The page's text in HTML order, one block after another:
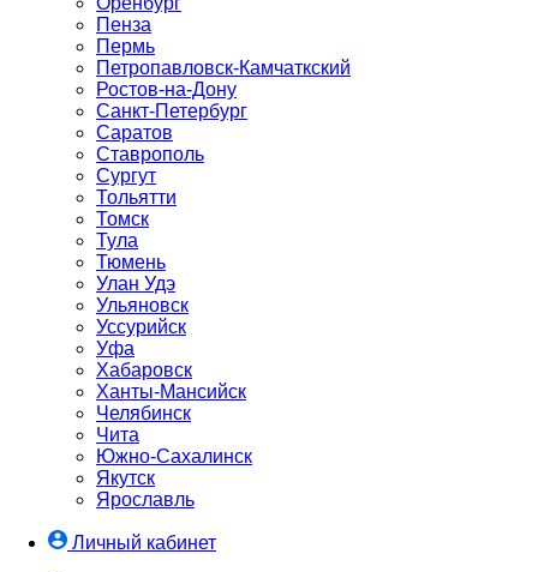
Пенза
Пермь
Петропавловск-Камчаткский
Ростов-на-Дону
Санкт-Петербург
Саратов
Ставрополь
Сургут
Тольятти
Томск
Тула
Тюмень
Улан Удэ
Ульяновск
Уссурийск
Уфа
Хабаровск
Ханты-Мансийск
Челябинск
Чита
Южно-Cахалинск
Якутск
Ярославль
Личный кабинет